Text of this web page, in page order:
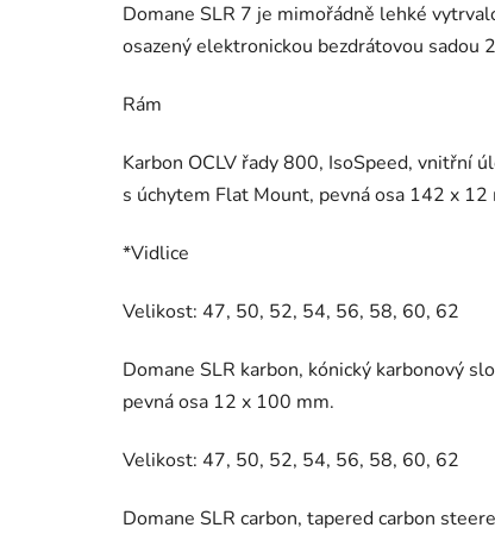
Domane SLR 7 je mimořádně lehké
osazený elektronickou bezdrátovou sadou
Rám
Karbon OCLV řady 800, IsoSpeed, vnitřní
s úchytem Flat Mount, pevná osa 142 x 12
*Vidlice
Velikost: 47, 50, 52, 54, 56, 58, 60, 62
Domane SLR karbon, kónický karbonový
pevná osa 12 x 100 mm.
Velikost: 47, 50, 52, 54, 56, 58, 60, 62
Domane SLR carbon, tapered carbon